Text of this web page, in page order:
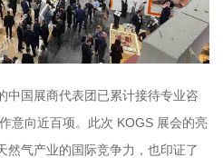
中国展商代表团已累计接待专业咨
意向近百项。此次 KOGS 展会的亮
然气产业的国际竞争力，也印证了